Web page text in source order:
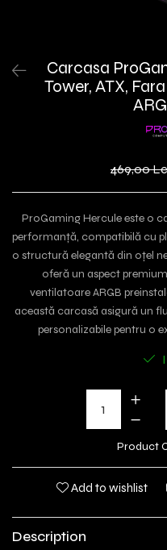
Carcasa
Tower, ATX,
469,00
ProGaming Hercule este o
performanță, compatibilă cu
o structură elegantă din oțel
oferă un aspect
ventilatoare ARGB
această carcasă asigură un
personalizabile pentru o
Product
Add to wishlist
Description